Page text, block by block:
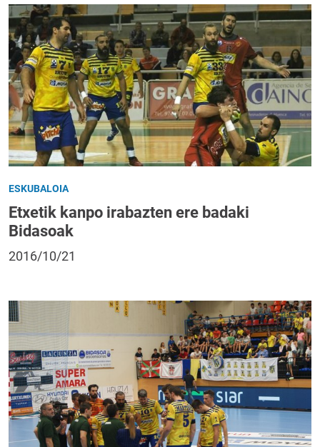
ESKUBALOIA
Etxetik kanpo irabazten ere badaki
Bidasoak
2016/10/21